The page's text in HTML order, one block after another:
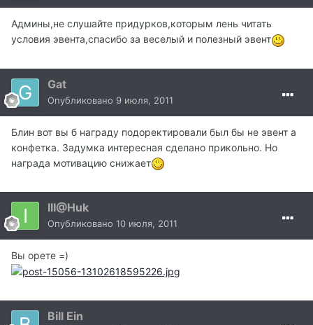
Админы,не слушайте придурков,которым лень читать
условия эвента,спасибо за веселый и полезный эвент
Gat
Опубликовано 9 июля, 2011
Блин вот вы б награду подоректировали был бы не эвент а
конфетка. Задумка интересная сделано прикольно. Но
награда мотивацию снижает
III@Huk
Опубликовано 10 июля, 2011
Вы орете =)
Bill Ein